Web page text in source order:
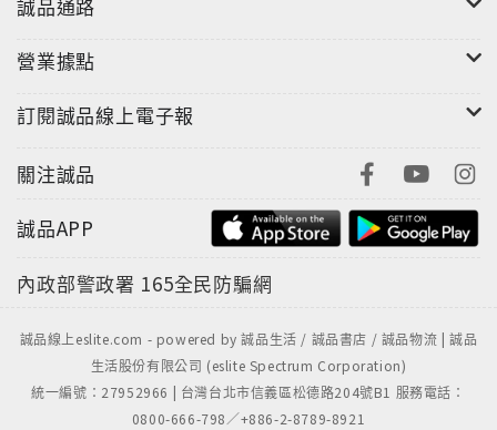
誠品通路
營業據點
訂閱誠品線上電子報
關注誠品
誠品APP
內政部警政署 165全民防騙網
誠品線上eslite.com - powered by 誠品生活 / 誠品書店 / 誠品物流 | 誠品
生活股份有限公司 (eslite Spectrum Corporation)
統一編號：27952966 | 台灣台北市信義區松德路204號B1 服務電話：
0800-666-798／+886-2-8789-8921